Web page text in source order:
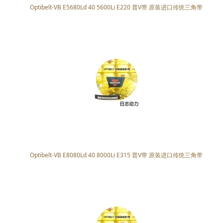
Optibelt-VB E5680Ld 40 5600Li E220 普V带 原装进口传统三角带
Optibelt-VB E8080Ld 40 8000Li E315 普V带 原装进口传统三角带